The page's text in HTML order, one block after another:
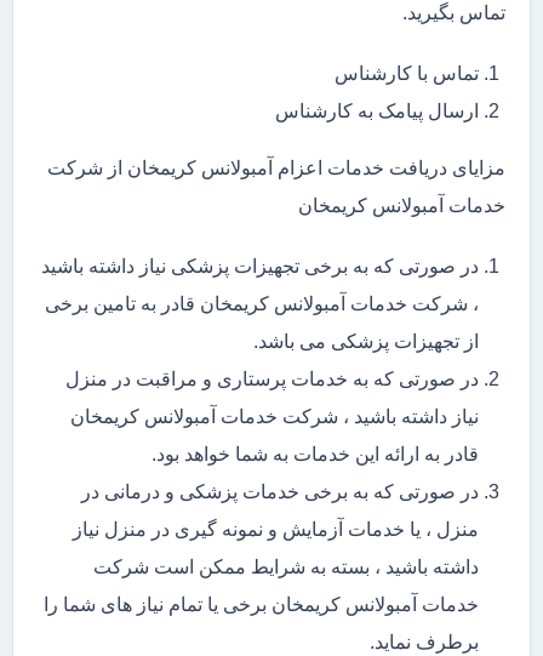
تماس بگیرید.
تماس با کارشناس
ارسال پیامک به کارشناس
مزایای دریافت خدمات اعزام آمبولانس کریمخان از شرکت
خدمات آمبولانس کریمخان
در صورتی که به برخی تجهیزات پزشکی نیاز داشته باشید
، شرکت خدمات آمبولانس کریمخان قادر به تامین برخی
از تجهیزات پزشکی می باشد.
در صورتی که به خدمات پرستاری و مراقبت در منزل
نیاز داشته باشید ، شرکت خدمات آمبولانس کریمخان
قادر به ارائه این خدمات به شما خواهد بود.
در صورتی که به برخی خدمات پزشکی و درمانی در
منزل ، یا خدمات آزمایش و نمونه گیری در منزل نیاز
داشته باشید ، بسته به شرایط ممکن است شرکت
خدمات آمبولانس کریمخان برخی یا تمام نیاز های شما را
برطرف نماید.